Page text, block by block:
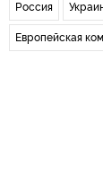
Россия
Европейская